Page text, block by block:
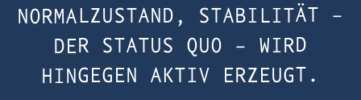
NORMALZUSTAND, STABILITÄT –
DER STATUS QUO – WIRD
HINGEGEN AKTIV ERZEUGT.